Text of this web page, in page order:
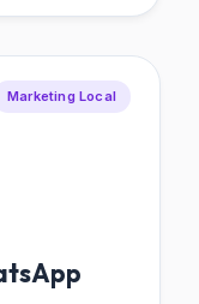
Marketing Local